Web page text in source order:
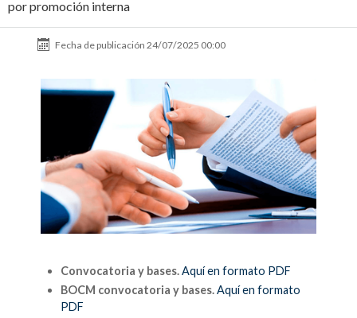
por promoción interna
Fecha de publicación 24/07/2025 00:00
Convocatoria y bases.Aquí en formato PDF
BOCM convocatoria y bases.Aquí en formato
PDF